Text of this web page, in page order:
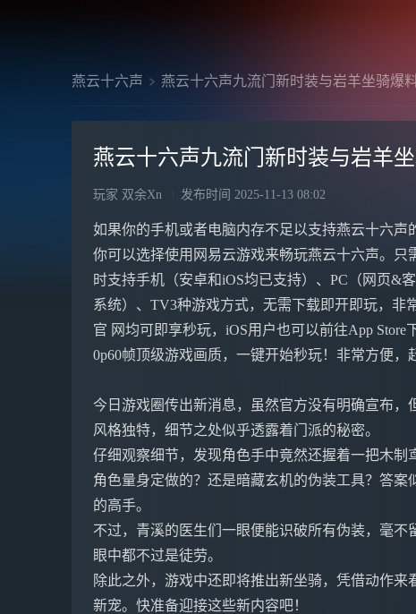
燕云十六声 燕云十六声九流门新时装与岩羊坐骑爆
燕云十六声九流门新时装与岩羊
玩家 双余Xn 发布时间 2025-11-13 08:02
如果你的手机或者电脑内存不足以支持燕云十六声
你可以选择使用网易云游戏来畅玩燕云十六声。
时支持手机（安卓和iOS均已支持）、PC（网页&
系统）、TV3种游戏方式，无需下载即开即玩，非
官 网均可即享秒玩，iOS用户也可以前往App
0p60帧顶级游戏画质，一键开始秒玩！非常方便，
今日游戏圈传出新消息，虽然官方没有明确宣布
风格独特，细节之处似乎透露着门派的秘密。
仔细观察细节，发现角色手中竟然还握着一把木
角色量身定做的？还是暗藏玄机的伪装工具？答
的高手。
不过，青溪的医生们一眼便能识破所有伪装，毫不
眼中都不过是徒劳。
除此之外，游戏中还即将推出新坐骑，凭借动作
新宠。快准备迎接这些新内容吧！